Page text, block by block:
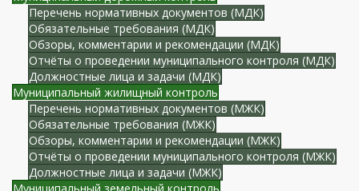
Перечень нормативных документов (МДК)
Обязательные требования (МДК)
Обзоры, комментарии и рекомендации (МДК)
Отчёты о проведении муниципального контроля (МДК)
Должностные лица и задачи (МДК)
Муниципальный жилищный контроль
Перечень нормативных документов (МЖК)
Обязательные требования (МЖК)
Обзоры, комментарии и рекомендации (МЖК)
Отчёты о проведении муниципального контроля (МЖК)
Должностные лица и задачи (МЖК)